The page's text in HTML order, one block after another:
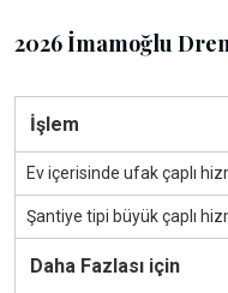
2026 İmamoğlu
İşlem
Ev içerisinde ufak çaplı
Şantiye tipi büyük çaplı
Daha Fazlası için